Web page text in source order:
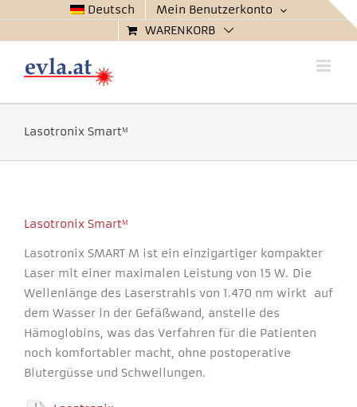
Deutsch
Mein Benutzerkonto
WARENKORB
Lasotronix Smartᴹ
Lasotronix Smartᴹ
Lasotronix SMART M ist ein einzigartiger kompakter
Laser mit einer maximalen Leistung von 15 W. Die
Wellenlänge des Laserstrahls von 1.470 nm wirkt auf
dem Wasser in der Gefäßwand, anstelle des
Hämoglobins, was das Verfahren für die Patienten
noch komfortabler macht, ohne postoperative
Blutergüsse und Schwellungen.